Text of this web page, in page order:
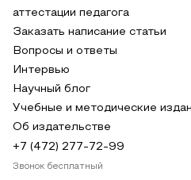
аттестации педагога
Заказать написание статьи
Вопросы и ответы
Интервью
Научный блог
Учебные и методические
Об издательстве
+7 (472) 277-72-99
Звонок бесплатный